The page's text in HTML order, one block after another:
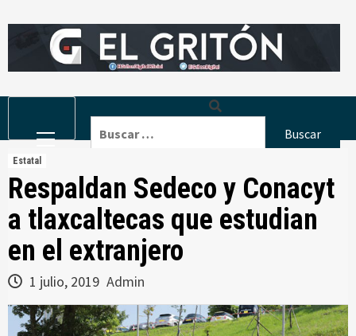
to
Menu
Estatal
Respaldan Sedeco y Conacyt
a tlaxcaltecas que estudian
en el extranjero
1 julio, 2019 Admin